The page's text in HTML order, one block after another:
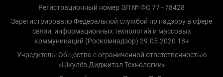
Регистрационный номер ЭЛ № ФС 77 - 78428
Зарегистрировано Федеральной службой по надзору в сфере
связи, информационных технологий и массовых
коммуникаций (Роскомнадзор) 29.05.2020 18+
Учредитель: Общество с ограниченной ответственностью
«Шкулёв Диджитал Технологии»